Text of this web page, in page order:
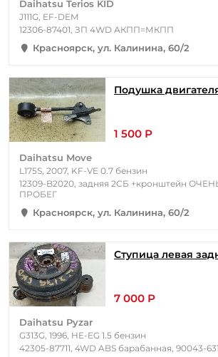
Daihatsu Terios KID
J111G, EF-DEM
12306-87401, ЗП 4WD АКПП=МКПП
Красноярск, ул. Калинина, 60/2
Подушка
1 500 Р
Daihatsu Move
L175S, 2007, KF-VE 0.7 бензин
12309-B2020, задняя 2СБ +кронштейн
ПРОБЕГ
Красноярск, ул. Калинина, 60/2
Ступица левая
7 000 Р
Daihatsu Pyzar
G313G, 1996, HE-EG 1.5 бензин
42305-87711, 4WD ABS барабанная, 90043-